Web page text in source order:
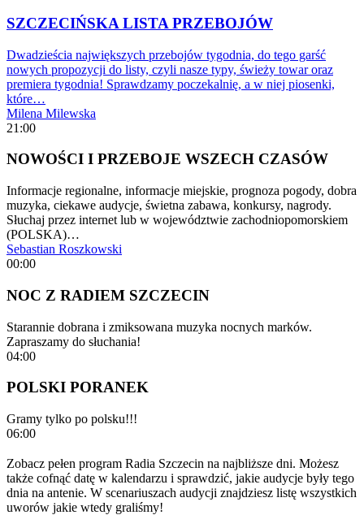
SZCZECIŃSKA LISTA PRZEBOJÓW
Dwadzieścia największych przebojów tygodnia, do tego garść
nowych propozycji do listy, czyli nasze typy, świeży towar oraz
premiera tygodnia! Sprawdzamy poczekalnię, a w niej piosenki,
które…
Milena Milewska
21:00
NOWOŚCI I PRZEBOJE WSZECH CZASÓW
Informacje regionalne, informacje miejskie, prognoza pogody, dobra
muzyka, ciekawe audycje, świetna zabawa, konkursy, nagrody.
Słuchaj przez internet lub w województwie zachodniopomorskiem
(POLSKA)…
Sebastian Roszkowski
00:00
NOC Z RADIEM SZCZECIN
Starannie dobrana i zmiksowana muzyka nocnych marków.
Zapraszamy do słuchania!
04:00
POLSKI PORANEK
Gramy tylko po polsku!!!
06:00
Zobacz pełen program Radia Szczecin na najbliższe dni. Możesz
także cofnąć datę w kalendarzu i sprawdzić, jakie audycje były tego
dnia na antenie. W scenariuszach audycji znajdziesz listę wszystkich
uworów jakie wtedy graliśmy!